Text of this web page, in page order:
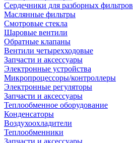
Сердечники для разборных фильтров
Маслянные фильтры
Смотровые стекла
Шаровые вентили
Обратные клапаны
Вентили четырехходовые
Запчасти и аксессуары
Электронные устройства
Микропроцессоры/контроллеры
Электронные регуляторы
Запчасти и аксессуары
Теплообменное оборудование
Конденсаторы
Воздухоохладители
Теплообменники
Запчасти и аксессуары